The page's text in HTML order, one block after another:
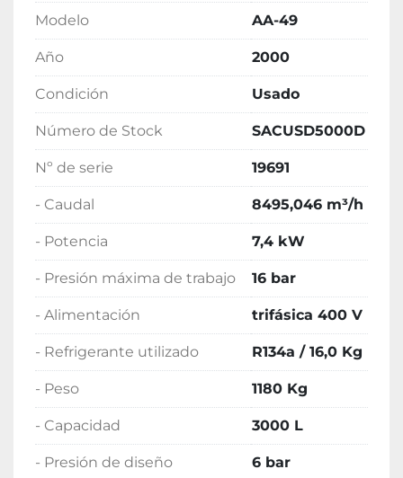
Características:
Abrir archivo adjunto con caracteristicas
Secador
Características:
Envío de maquinaria a toda España.
Modelo AA-49
Año 2000
Condición Usado
Número de Stock SACUSD5000D
Nº de serie 19691
- Caudal 8495,046 m³/h
- Potencia 7,4 kW
- Presión máxima de trabajo 16 bar
- Alimentación trifásica 400 V
- Refrigerante utilizado R134a / 16,0 Kg
- Peso 1180 Kg
- Capacidad 3000 L
- Presión de diseño 6 bar